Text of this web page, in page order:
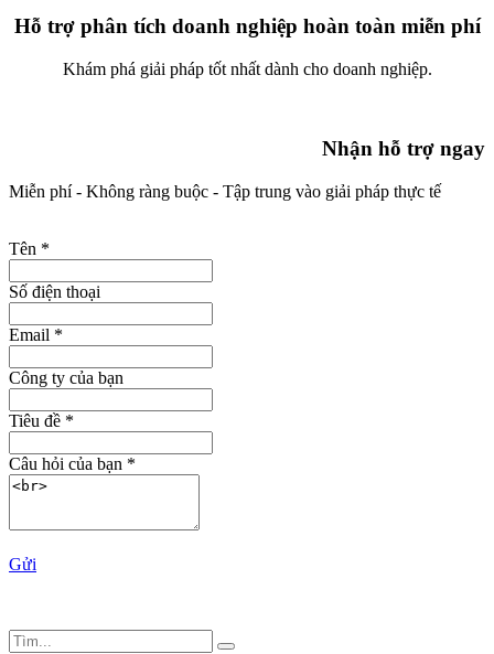
Hỗ trợ phân tích doanh nghiệp hoàn toàn miễn phí
Khám phá giải pháp tốt nhất dành cho doanh nghiệp.
Nhận hỗ trợ ngay
Miễn phí - Không ràng buộc - Tập trung vào giải pháp thực tế
Tên *
Số điện thoại
Email *
Công ty của bạn
Tiêu đề *
Câu hỏi của bạn *
Gửi